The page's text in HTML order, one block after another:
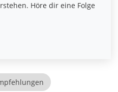
Höre dir eine Folge